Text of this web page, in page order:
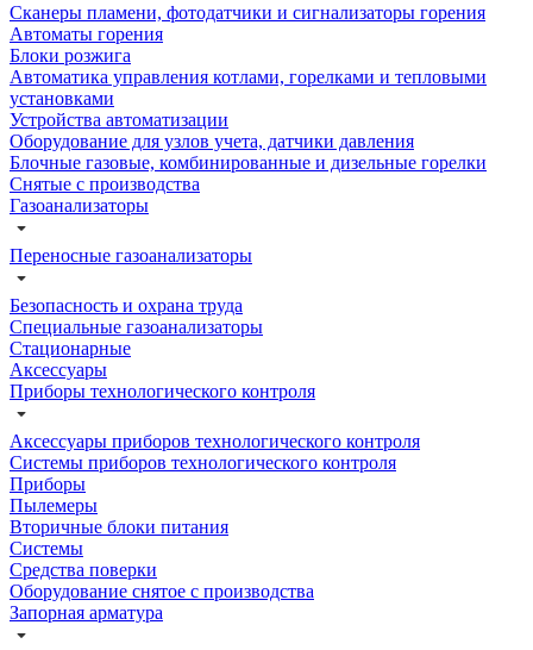
Сканеры пламени, фотодатчики и сигнализаторы горения
Автоматы горения
Блоки розжига
Автоматика управления котлами, горелками и тепловыми
установками
Устройства автоматизации
Оборудование для узлов учета, датчики давления
Блочные газовые, комбинированные и дизельные горелки
Снятые с производства
Газоанализаторы
Переносные газоанализаторы
Безопасность и охрана труда
Специальные газоанализаторы
Стационарные
Аксессуары
Приборы технологического контроля
Аксессуары приборов технологического контроля
Системы приборов технологического контроля
Приборы
Пылемеры
Вторичные блоки питания
Системы
Средства поверки
Оборудование снятое с производства
Запорная арматура